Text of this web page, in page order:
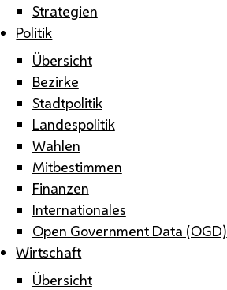
Strategien
Politik
Übersicht
Bezirke
Stadtpolitik
Landespolitik
Wahlen
Mitbestimmen
Finanzen
Internationales
Open Government Data (OGD)
Wirtschaft
Übersicht